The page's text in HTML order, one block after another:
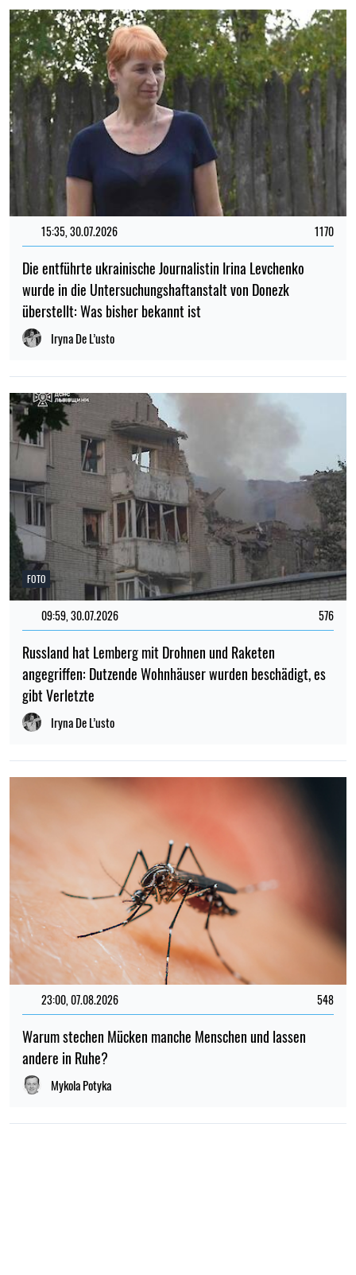
15:35, 30.07.2026 1170
Die entführte ukrainische Journalistin Irina Levchenko
wurde in die Untersuchungshaftanstalt von Donezk
überstellt: Was bisher bekannt ist
Iryna De L’usto
FOTO
09:59, 30.07.2026 576
Russland hat Lemberg mit Drohnen und Raketen
angegriffen: Dutzende Wohnhäuser wurden beschädigt, es
gibt Verletzte
Iryna De L’usto
23:00, 07.08.2026 548
Warum stechen Mücken manche Menschen und lassen
andere in Ruhe?
Mykola Potyka